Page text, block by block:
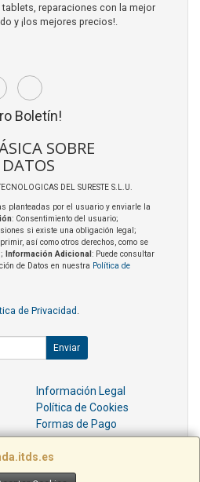
reparaciones con la mejor
y ¡los mejores precios!.
Boletín!
SOBRE
DEL SURESTE S.L.U.
planteadas por el usuario y enviarle la
: Consentimiento del usuario;
si existe una obligación legal;
así como otros derechos, como se
Información Adicional : Puede consultar
de Datos en nuestra Política de
de Privacidad
Enviar
Información Legal
Política de Cookies
Formas de Pago